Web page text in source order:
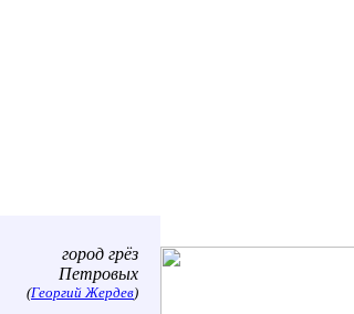
город грёз
Петровых
(Георгий Жердев)